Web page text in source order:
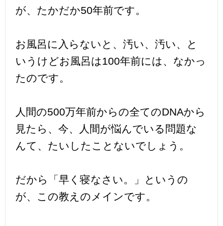
が、たかだか50年前です。
お風呂に入らないと、汚い、汚い、と
いうけどお風呂は100年前には、なかっ
たのです。
人間の500万年前からの全てのDNAから
見たら、今、人間が悩んでいる問題な
んて、たいしたことないでしょう。
だから「早く寝なさい。」というの
が、この教えのメインです。